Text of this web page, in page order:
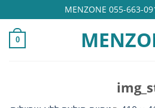
0